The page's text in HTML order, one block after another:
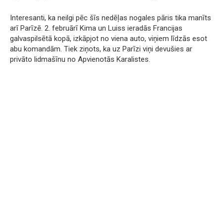
Interesanti, ka neilgi pēc šīs nedēļas nogales pāris tika manīts
arī Parīzē. 2. februārī Kima un Luiss ieradās Francijas
galvaspilsētā kopā, izkāpjot no viena auto, viņiem līdzās esot
abu komandām. Tiek ziņots, ka uz Parīzi viņi devušies ar
privāto lidmašīnu no Apvienotās Karalistes.